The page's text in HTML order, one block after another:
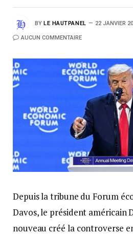
BY LE HAUTPANEL 22 JANVIER
AUCUN COMMENTAIRE
Depuis la tribune du Forum
Davos, le président américain
nouveau créé la controverse